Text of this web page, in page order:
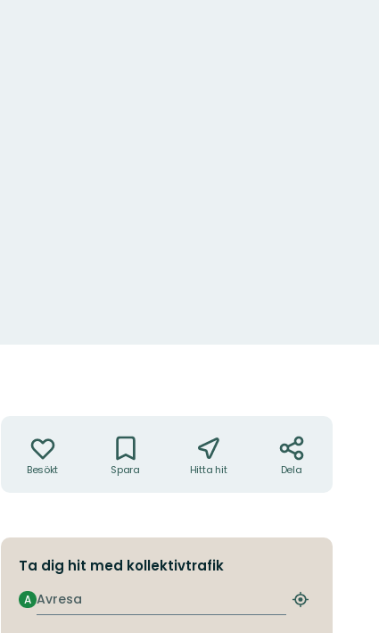
Besökt Spara Hitta hit Dela
Ta dig hit med kollektivtrafik
Avresa
A
Hitta